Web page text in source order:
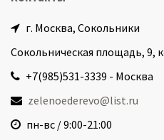
г. Москва, Сокольники
Сокольническая площадь, 9,
+7(985)531-3339 - Москва
zelenoederevo@list.ru
пн-вс / 9:00-21:00